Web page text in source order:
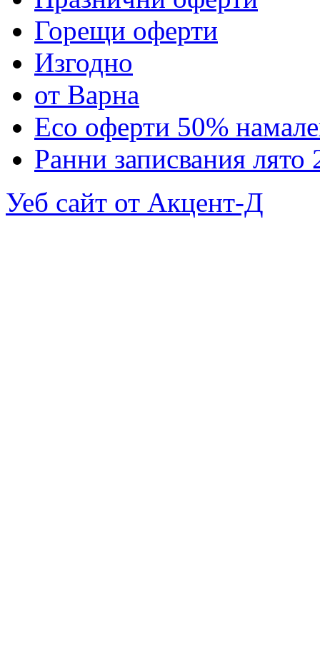
Горещи оферти
Изгодно
от Варна
Eco оферти 50%
Ранни записвания лято
Уеб сайт от Акцент-Д